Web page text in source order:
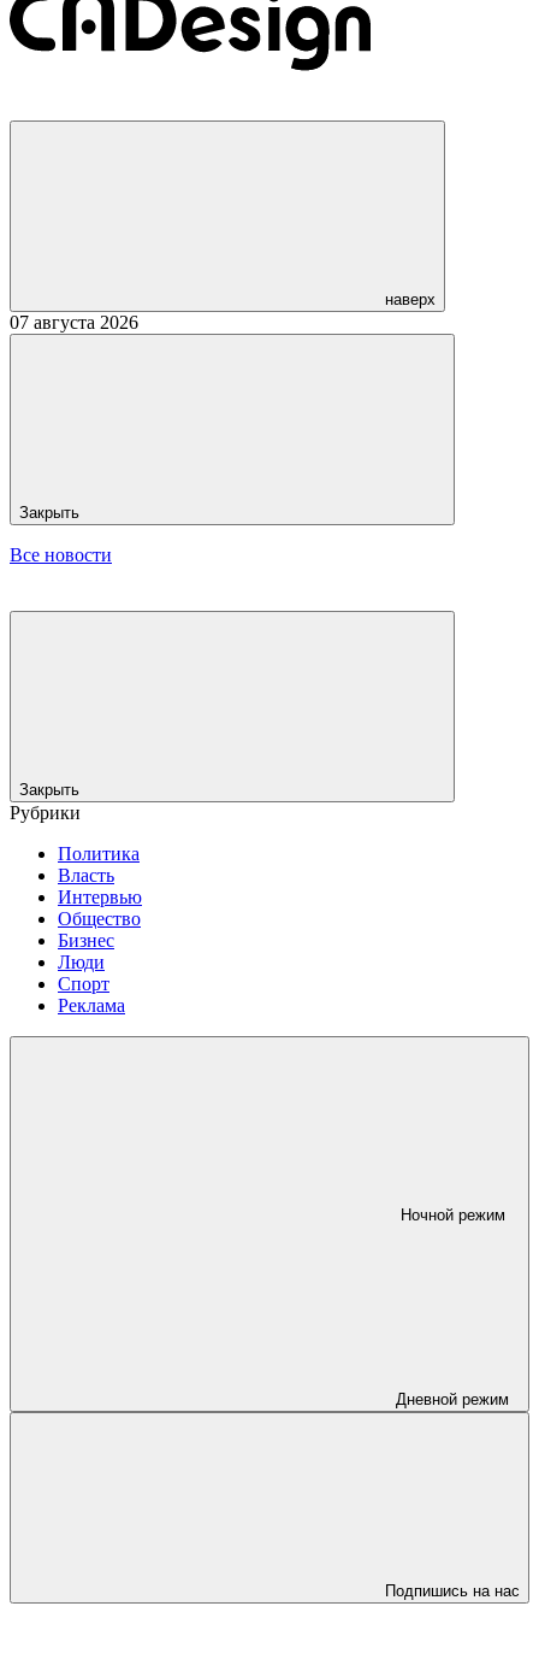
наверх
07 августа 2026
Закрыть
Все новости
Закрыть
Рубрики
Политика
Власть
Интервью
Общество
Бизнес
Люди
Спорт
Реклама
Ночной режим
Дневной режим
Подпишись на нас